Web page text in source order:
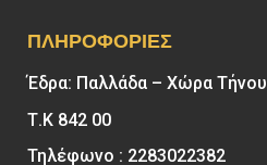
ΠΛΗΡΟΦΟΡΊΕΣ
Έδρα: Παλλάδα – Χώρα Τήνου
Τ.Κ 842 00
Τηλέφωνο : 2283022382